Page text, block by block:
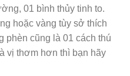
01 bình thủy tinh to.
hoặc vàng tùy sở thích
phèn cũng là 01 cách thú
vị thơm hơn thì bạn hãy